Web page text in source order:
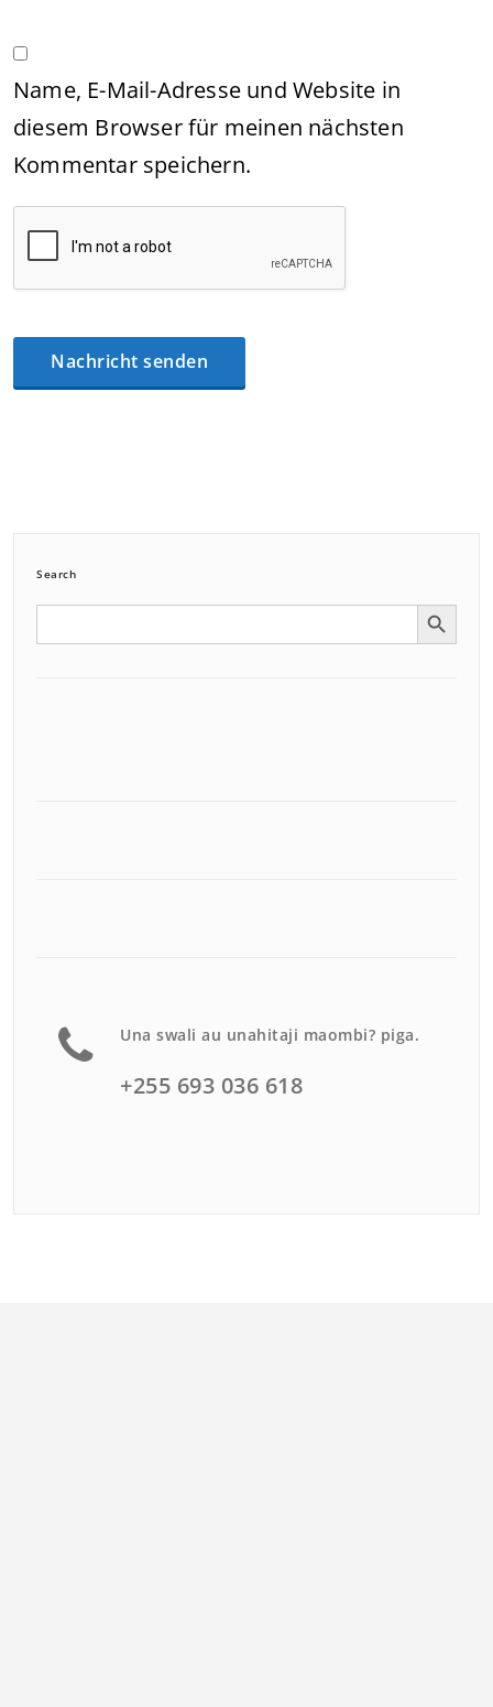
Name, E-Mail-Adresse und Website in
diesem Browser für meinen nächsten
Kommentar speichern.
Search
Search Search Button
Una swali au unahitaji maombi? piga.
+255 693 036 618